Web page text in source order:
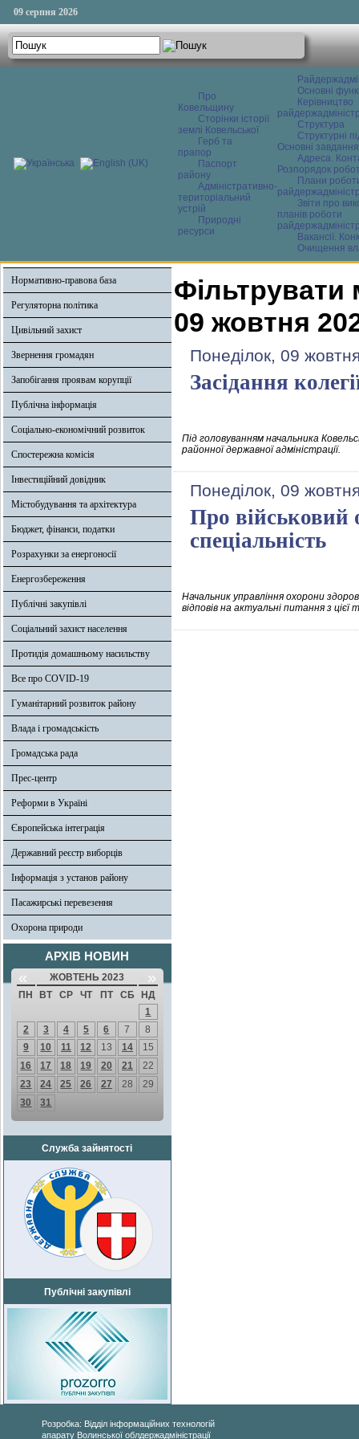
09 серпня 2026
Про
Ковельщину
Сторінки історії
землі Ковельської
Герб та
прапор
Паспорт
району
Адміністративно-
територіальний
устрій
Природні
ресурси
Основні
Керівництво
Структура
Структурні
Основні завдання
Адреса.
Розпорядок
Плани
Звіти про
планів роботи
Вакансії.
Очищення
Нормативно-правова база
Регуляторна політика
Цивільний захист
Звернення громадян
Запобігання проявам корупції
Публічна інформація
Соціально-економічний розвиток
Спостережна комісія
Інвестиційний довідник
Містобудування та архітектура
Бюджет, фінанси, податки
Розрахунки за енергоносії
Енергозбереження
Публічні закупівлі
Соціальний захист населення
Протидія домашньому насильству
Все про COVID-19
Гуманітарний розвиток району
Влада і громадськість
Громадська рада
Прес-центр
Реформи в Україні
Європейська інтеграція
Державний реєстр виборців
Інформація з установ району
Пасажирські перевезення
Охорона природи
АРХІВ НОВИН
« ЖОВТЕНЬ 2023 »
ПН ВТ СР ЧТ ПТ СБ
НД
1
2
3 4 5 6 7
8
9
10 11 12 13 14
15
16
17 18 19 20 21
22
23
24 25 26 27 28
29
30
31
Служба зайнятості
Публічні закупівлі
Фільтрувати
09 жовтня
Понеділок, 09
Засідання
Під головуванням начальника
районної державної адміністрації.
Понеділок, 09
Про військовий
спеціальність
Начальник управління охорони
відповів на актуальні питання з цієї
Розробка: Відділ інформаційних технологій
апарату Волинської облдержадміністрації